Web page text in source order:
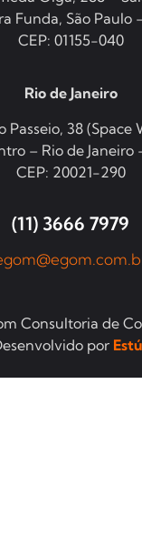
Funda, São Paulo
CEP: 01155-040
Rio de Janeiro
Passeio, 38 (Space
– Rio de Janeiro
CEP: 20021-290
(11) 3666 7979
Consultoria de
por